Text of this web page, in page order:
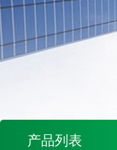
产品列表